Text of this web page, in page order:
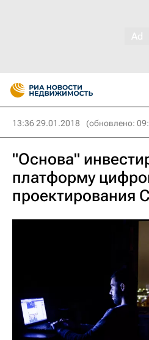
13:36 29.01.2018 (обновлено:
"Основа"
платформу
проектирования